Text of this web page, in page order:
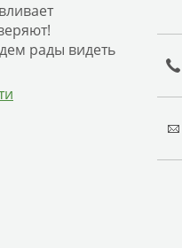
рады видеть